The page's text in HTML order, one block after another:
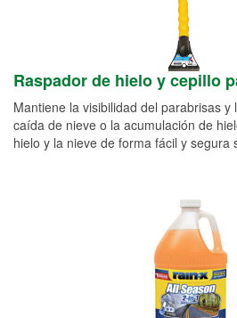
Raspador de hielo y cepillo
Mantiene la visibilidad del parabrisas
caída de nieve o la acumulación de
hielo y la nieve de forma fácil y segura